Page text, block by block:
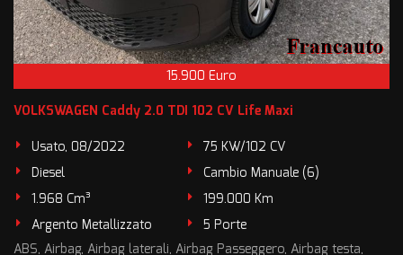
15.900 Euro
VOLKSWAGEN Caddy 2.0 TDI 102 CV Life Maxi
Usato, 08/2022
75 KW/102 CV
Diesel
Cambio Manuale (6)
1.968 Cm³
199.000 Km
Argento Metallizzato
5 Porte
ABS, Airbag, Airbag laterali, Airbag Passeggero, Airbag testa,